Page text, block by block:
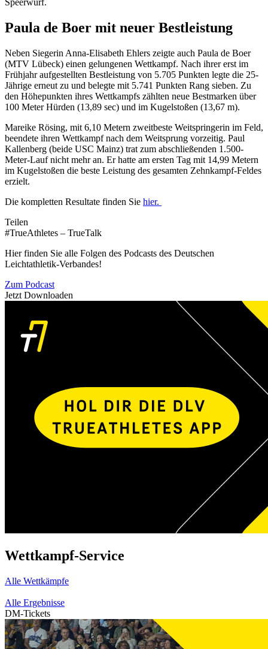
Speerwurf.
Paula de Boer mit neuer Bestleistung
Neben Siegerin Anna-Elisabeth Ehlers zeigte auch Paula de Boer
(MTV Lübeck) einen gelungenen Wettkampf. Nach ihrer erst im
Frühjahr aufgestellten Bestleistung von 5.705 Punkten legte die 25-
Jährige erneut zu und belegte mit 5.741 Punkten Rang sieben. Zu
den Höhepunkten ihres Wettkampfs zählten neue Bestmarken über
100 Meter Hürden (13,89 sec) und im Kugelstoßen (13,67 m).
Mareike Rösing, mit 6,10 Metern zweitbeste Weitspringerin im Feld,
beendete ihren Wettkampf nach dem Weitsprung vorzeitig. Paul
Kallenberg (beide USC Mainz) trat zum abschließenden 1.500-
Meter-Lauf nicht mehr an. Er hatte am ersten Tag mit 14,99 Metern
im Kugelstoßen die beste Leistung des gesamten Zehnkampf-Feldes
erzielt.
Die kompletten Resultate finden Sie hier.
Teilen
#TrueAthletes – TrueTalk
Hier finden Sie alle Folgen des Podcasts des Deutschen
Leichtathletik-Verbandes!
Zum Podcast
Jetzt Downloaden
Wettkampf-Service
Alle Wettkämpfe
Alle Ergebnisse
DM-Tickets